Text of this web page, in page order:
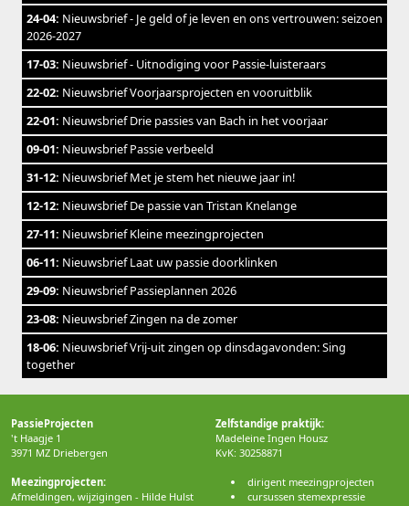
24-04: Nieuwsbrief - Je geld of je leven en ons vertrouwen: seizoen
2026-2027
17-03: Nieuwsbrief - Uitnodiging voor Passie-luisteraars
22-02: Nieuwsbrief Voorjaarsprojecten en vooruitblik
22-01: Nieuwsbrief Drie passies van Bach in het voorjaar
09-01: Nieuwsbrief Passie verbeeld
31-12: Nieuwsbrief Met je stem het nieuwe jaar in!
12-12: Nieuwsbrief De passie van Tristan Knelange
27-11: Nieuwsbrief Kleine meezingprojecten
06-11: Nieuwsbrief Laat uw passie doorklinken
29-09: Nieuwsbrief Passieplannen 2026
23-08: Nieuwsbrief Zingen na de zomer
18-06: Nieuwsbrief Vrij-uit zingen op dinsdagavonden: Sing
together
PassieProjecten
't Haagje 1
3971 MZ Driebergen
Meezingprojecten:
Afmeldingen, wijzigingen - Hilde Hulst
Zelfstandige praktijk:
Madeleine Ingen Housz
KvK: 30258871
dirigent meezingprojecten
cursussen stemexpressie